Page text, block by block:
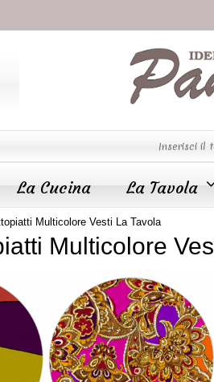
La Cucina La Tavola
Multicolore Vesti La Tavola
Multicolore